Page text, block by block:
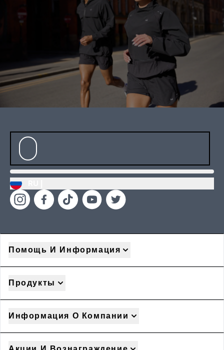
Помощь И Информация
Продукты
Информация О Компании